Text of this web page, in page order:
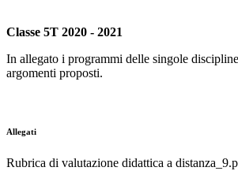
Classe 5T 2020 - 2021
In allegato i programmi delle singole
argomenti proposti.
Allegati
Rubrica di valutazione didattica a